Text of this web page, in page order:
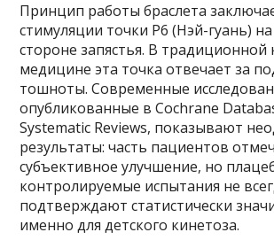
Принцип работы браслета
стимуляции точки P6 (Нэй-гуань)
стороне запястья. В традиционной
медицине эта точка отвечает за
тошноты. Современные
опубликованные в Cochrane
Systematic Reviews, показывают
результаты: часть пациентов
субъективное улучшение, но
контролируемые испытания не
подтверждают статистически
именно для детского кинетоза.